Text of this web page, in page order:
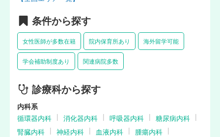
条件から探す
女性医師が多数在籍 院内保育所あり 海外留学可能
学会補助制度あり 関連病院多数
診療科から探す
内科系
循環器内科
消化器内科 呼吸器内科
糖尿病内科
腎臓内科
神経内科 血液内科
腫瘍内科